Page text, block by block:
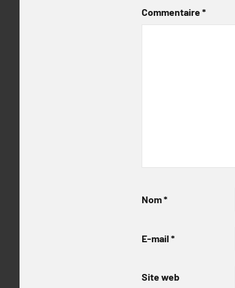
Commentaire*
Nom*
E-mail *
Site web